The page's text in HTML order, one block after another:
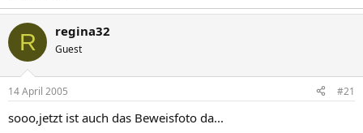
R regina32
Guest
14 April 2005 #21
sooo,jetzt ist auch das Beweisfoto da...